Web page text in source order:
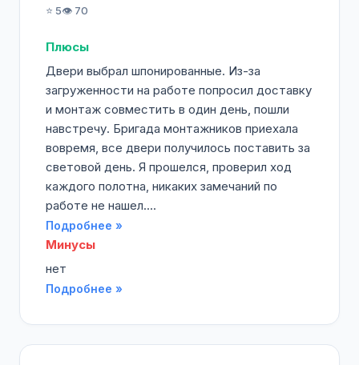
⭐ 5👁️ 70
Плюсы
Двери выбрал шпонированные. Из-за
загруженности на работе попросил доставку
и монтаж совместить в один день, пошли
навстречу. Бригада монтажников приехала
вовремя, все двери получилось поставить за
световой день. Я прошелся, проверил ход
каждого полотна, никаких замечаний по
работе не нашел....
Подробнее »
Минусы
нет
Подробнее »